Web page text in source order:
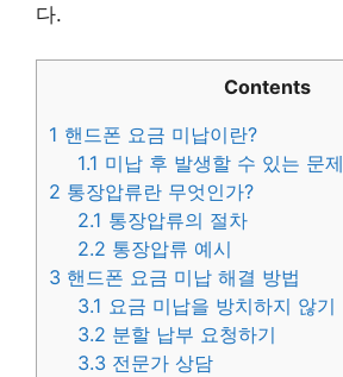
다.
Contents
1 핸드폰 요금 미납이란?
1.1 미납 후 발생할 수 있는 문제
2 통장압류란 무엇인가?
2.1 통장압류의 절차
2.2 통장압류 예시
3 핸드폰 요금 미납 해결 방법
3.1 요금 미납을 방치하지 않기
3.2 분할 납부 요청하기
3.3 전문가 상담